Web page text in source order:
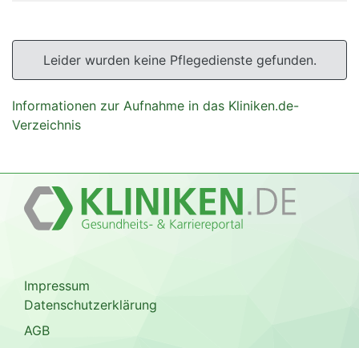
Leider wurden keine Pflegedienste gefunden.
Informationen zur Aufnahme in das Kliniken.de-
Verzeichnis
Impressum
Datenschutzerklärung
AGB